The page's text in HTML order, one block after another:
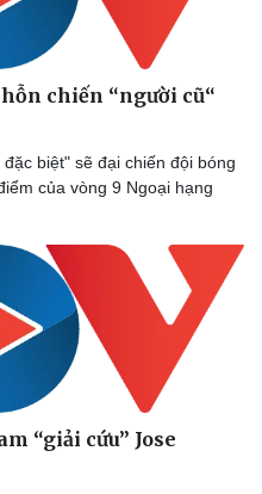
Tin Công nghệ
Trải nghiệm
Chuyển đổi số
chiến “người cũ“
biệt" sẽ đại chiến đội bóng
của vòng 9 Ngoại hạng
“giải cứu” Jose